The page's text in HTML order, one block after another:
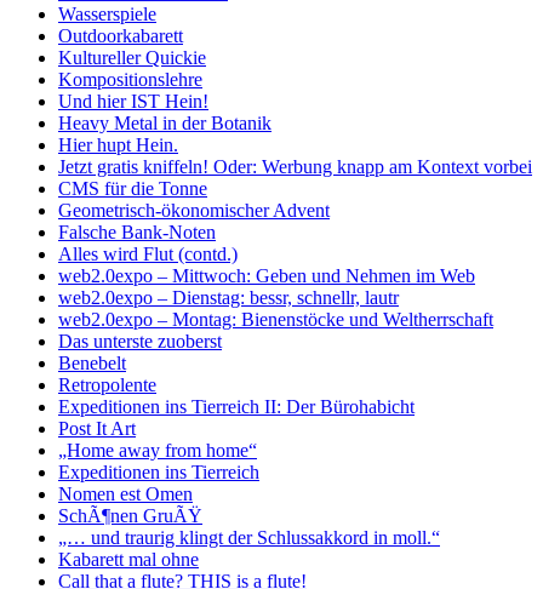
Wasserspiele
Outdoorkabarett
Kultureller Quickie
Kompositionslehre
Und hier IST Hein!
Heavy Metal in der Botanik
Hier hupt Hein.
Jetzt gratis kniffeln! Oder: Werbung knapp am Kontext vorbei
CMS für die Tonne
Geometrisch-ökonomischer Advent
Falsche Bank-Noten
Alles wird Flut (contd.)
web2.0expo – Mittwoch: Geben und Nehmen im Web
web2.0expo – Dienstag: bessr, schnellr, lautr
web2.0expo – Montag: Bienenstöcke und Weltherrschaft
Das unterste zuoberst
Benebelt
Retropolente
Expeditionen ins Tierreich II: Der Bürohabicht
Post It Art
„Home away from home“
Expeditionen ins Tierreich
Nomen est Omen
SchÃ¶nen GruÃŸ
„… und traurig klingt der Schlussakkord in moll.“
Kabarett mal ohne
Call that a flute? THIS is a flute!